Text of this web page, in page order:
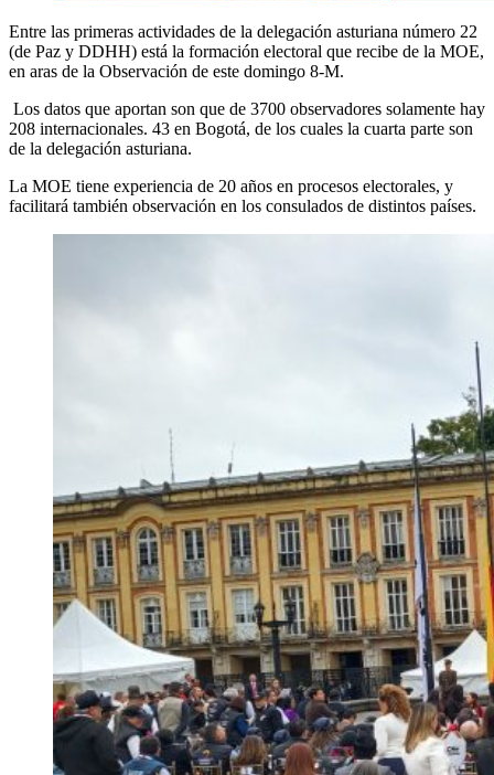
Entre las primeras actividades de la delegación asturiana número 22
(de Paz y DDHH) está la formación electoral que recibe de la MOE,
en aras de la Observación de este domingo 8-M.
Los datos que aportan son que de 3700 observadores solamente hay
208 internacionales. 43 en Bogotá, de los cuales la cuarta parte son
de la delegación asturiana.
La MOE tiene experiencia de 20 años en procesos electorales, y
facilitará también observación en los consulados de distintos países.